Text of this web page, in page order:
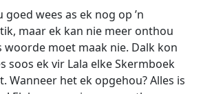
goed wees as ek nog op ’n
maar ek kan nie meer onthou
woorde moet maak nie. Dalk kon
soos ek vir Lala elke Skermboek
Wanneer het ek opgehou? Alles is